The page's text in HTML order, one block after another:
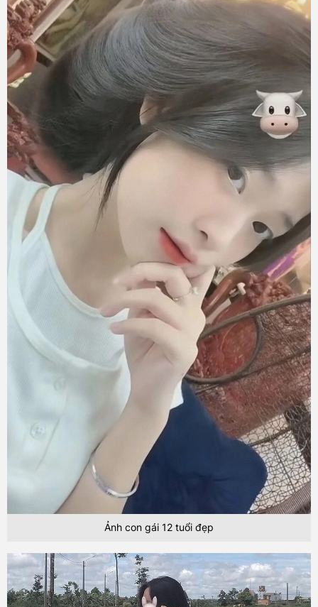
Ảnh con gái 12 tuổi đẹp